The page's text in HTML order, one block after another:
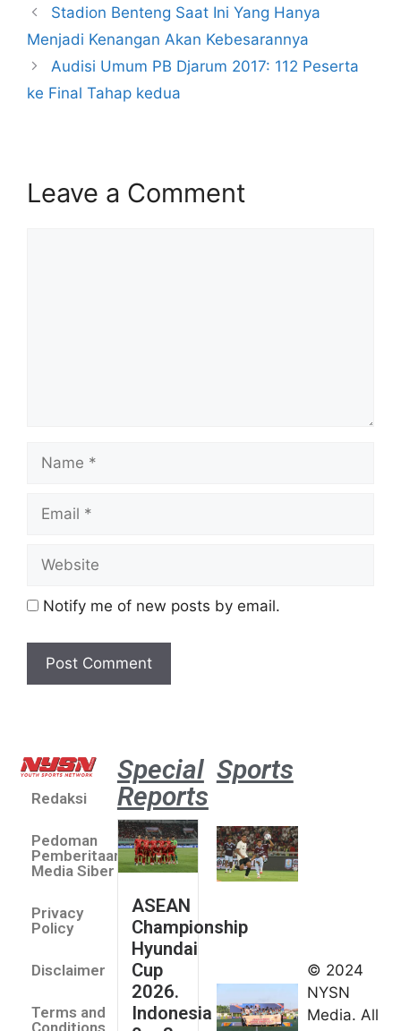
Stadion Benteng Saat Ini Yang Hanya
Menjadi Kenangan Akan Kebesarannya
Audisi Umum PB Djarum 2017: 112 Peserta
ke Final Tahap kedua
Leave a Comment
Notify me of new posts by email.
Redaksi
Pedoman
Pemberitaan
Media Siber
Privacy
Policy
Disclaimer
Terms and
Special
Reports
ASEAN
Championship
Hyundai
Cup
2026.
Indonesia
Sports
umum
Kejurnas
Panahan
© 2024
NYSN
Media. All